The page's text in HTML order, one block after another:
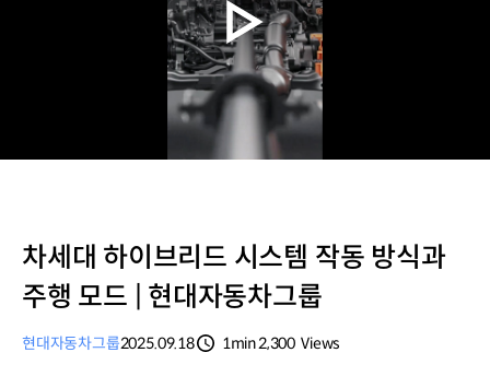
차세대 하이브리드 시스템 작동 방식과
주행 모드 | 현대자동차그룹
현대자동차그룹2025.09.18
1min2,300 Views